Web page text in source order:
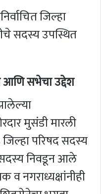
जिल्हा
सदस्य उपस्थित
सभेचा उद्देश
मुसंडी मारली
परिषद सदस्य
निवडून आले
नगराध्यक्षांनीही